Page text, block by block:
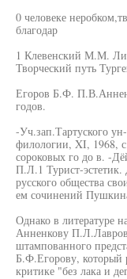
0 человеке
благодар
1 Клевенский М.М.
Творческий путь
Егоров Б.Ф.
годов.
-Уч.зап.Тартуского
филологии, XI, 1968,
сороковых го до в. -
П.Л.1 Турист-
русского общества
ем сочинений
Однако в литературе
Анненкову
штампованного
Б.Ф.Егорову, который
критике "без лака и